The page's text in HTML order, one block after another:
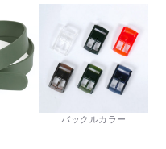
バックルカラー